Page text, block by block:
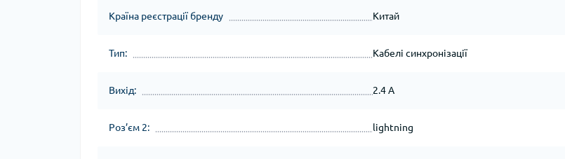
Країна реєстрації бренду Китай
Тип: Кабелі синхронізації
Вихід: 2.4 A
Роз’єм 2: lightning